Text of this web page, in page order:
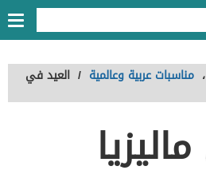
، مناسبات عربية وعالمية / العيد في